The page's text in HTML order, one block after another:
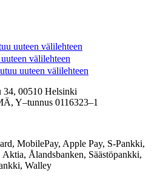
uuteen välilehteen
välilehteen
uuteen välilehteen
34, 00510 Helsinki
Y–tunnus 0116323–1
MobilePay, Apple Pay, S-Pankki,
Ålandsbanken, Säästöpankki,
Walley